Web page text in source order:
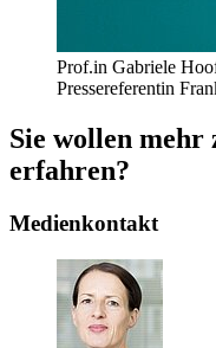
Prof.in Gabriele
Pressereferentin
Sie wollen mehr
erfahren?
Medienkontakt